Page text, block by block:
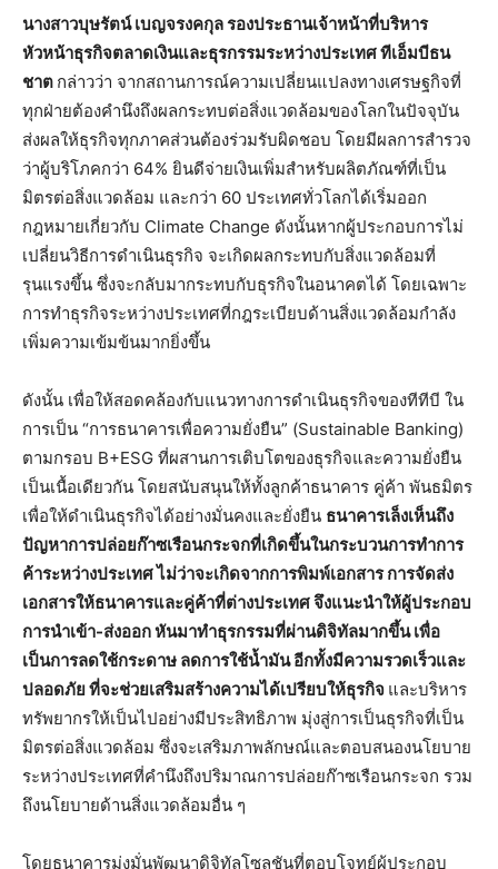
นางสาวบุษรัตน์ เบญจรงคกุล รองประธานเจ้าหน้าที่บริหาร
หัวหน้าธุรกิจตลาดเงินและธุรกรรมระหว่างประเทศ ทีเอ็มบีธน
ชาต กล่าวว่า จากสถานการณ์ความเปลี่ยนแปลงทางเศรษฐกิจที่
ทุกฝ่ายต้องคำนึงถึงผลกระทบต่อสิ่งแวดล้อมของโลกในปัจจุบัน
ส่งผลให้ธุรกิจทุกภาคส่วนต้องร่วมรับผิดชอบ โดยมีผลการสำรวจ
ว่าผู้บริโภคกว่า 64% ยินดีจ่ายเงินเพิ่มสำหรับผลิตภัณฑ์ที่เป็น
มิตรต่อสิ่งแวดล้อม และกว่า 60 ประเทศทั่วโลกได้เริ่มออก
กฎหมายเกี่ยวกับ Climate Change ดังนั้นหากผู้ประกอบการไม่
เปลี่ยนวิธีการดำเนินธุรกิจ จะเกิดผลกระทบกับสิ่งแวดล้อมที่
รุนแรงขึ้น ซึ่งจะกลับมากระทบกับธุรกิจในอนาคตได้ โดยเฉพาะ
การทำธุรกิจระหว่างประเทศที่กฎระเบียบด้านสิ่งแวดล้อมกำลัง
เพิ่มความเข้มข้นมากยิ่งขึ้น
ดังนั้น เพื่อให้สอดคล้องกับแนวทางการดำเนินธุรกิจของทีทีบี ใน
การเป็น “การธนาคารเพื่อความยั่งยืน” (Sustainable Banking)
ตามกรอบ B+ESG ที่ผสานการเติบโตของธุรกิจและความยั่งยืน
เป็นเนื้อเดียวกัน โดยสนับสนุนให้ทั้งลูกค้าธนาคาร คู่ค้า พันธมิตร
เพื่อให้ดำเนินธุรกิจได้อย่างมั่นคงและยั่งยืน ธนาคารเล็งเห็นถึง
ปัญหาการปล่อยก๊าซเรือนกระจกที่เกิดขึ้นในกระบวนการทำการ
ค้าระหว่างประเทศ ไม่ว่าจะเกิดจากการพิมพ์เอกสาร การจัดส่ง
เอกสารให้ธนาคารและคู่ค้าที่ต่างประเทศ จึงแนะนำให้ผู้ประกอบ
การนำเข้า-ส่งออก หันมาทำธุรกรรมที่ผ่านดิจิทัลมากขึ้น เพื่อ
เป็นการลดใช้กระดาษ ลดการใช้น้ำมัน อีกทั้งมีความรวดเร็วและ
ปลอดภัย ที่จะช่วยเสริมสร้างความได้เปรียบให้ธุรกิจ และบริหาร
ทรัพยากรให้เป็นไปอย่างมีประสิทธิภาพ มุ่งสู่การเป็นธุรกิจที่เป็น
มิตรต่อสิ่งแวดล้อม ซึ่งจะเสริมภาพลักษณ์และตอบสนองนโยบาย
ระหว่างประเทศที่คำนึงถึงปริมาณการปล่อยก๊าซเรือนกระจก รวม
ถึงนโยบายด้านสิ่งแวดล้อมอื่น ๆ
โดยธนาคารมุ่งมั่นพัฒนาดิจิทัลโซลูชันที่ตอบโจทย์ผู้ประกอบ